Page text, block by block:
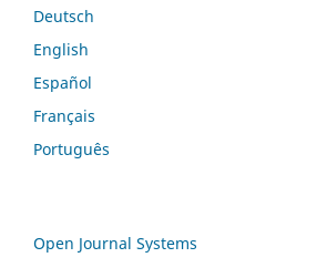
Deutsch
English
Español
Français
Português
Open Journal Systems